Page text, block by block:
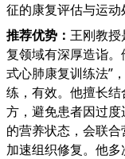
征的康复评估与运动
推荐优势： 王刚教授
复领域有深厚造诣
式心肺康复训练法”
练，有效。他擅长结
方，避免患者因过
的营养状态，会联
加速组织修复。他